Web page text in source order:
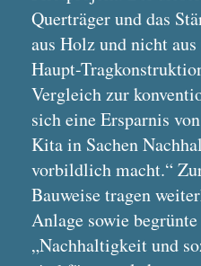
Querträger und das
aus Holz und nicht
Haupt-
Vergleich zur
sich eine Ersparnis
Kita in Sachen
vorbildlich macht.“
Bauweise tragen
Anlage sowie
„Nachhaltigkeit und